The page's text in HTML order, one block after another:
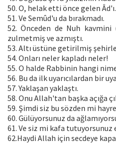
50. O, helak etti önce gelen Âd'ı.
51. Ve Semûd'u da bırakmadı.
52. Önceden de Nuh
zulmetmiş ve azmıştı.
53. Altı üstüne getirilmiş
54. Onları neler kapladı neler!
55. O halde Rabbinin hangi
56. Bu da ilk uyarıcılardan bir
57. Yaklaşan yaklaştı.
58. Onu Allah'tan başka açığa
59. Şimdi siz bu sözden mi
60. Gülüyorsunuz da
61. Ve siz mi kafa tutuyorsunuz
62.Haydi Allah için secdeye